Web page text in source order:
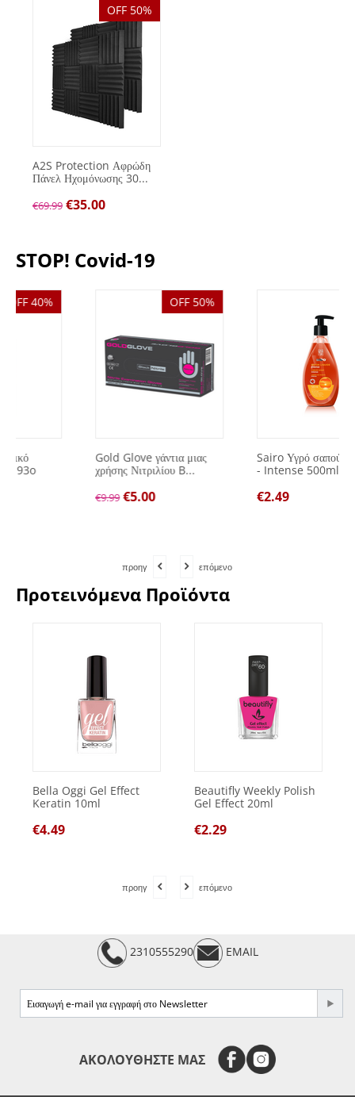
OFF 50%
A2S Protection Αφρώδη
Πάνελ Ηχομόνωσης 30...
€69.99 €35.00
STOP! Covid-19
Gold Glove γάντια μιας
χρήσης Νιτριλίου B...
5.00
Sairo Υγρό σαπούνι χεριών
- Intense 500ml
προηγ επόμενο
Προτεινόμενα Προϊόντα
Bella Oggi Gel Effect
Keratin 10ml
€4.49
Beautifly Weekly Polish
Gel Effect 20ml
€2.29
προηγ επόμενο
2310555290 EMAIL
ΑΚΟΛΟΥΘΗΣΤΕ ΜΑΣ